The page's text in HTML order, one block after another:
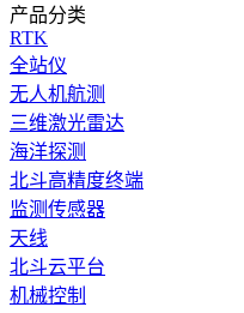
产品分类
RTK
全站仪
无人机航测
三维激光雷达
海洋探测
北斗高精度终端
监测传感器
天线
北斗云平台
机械控制